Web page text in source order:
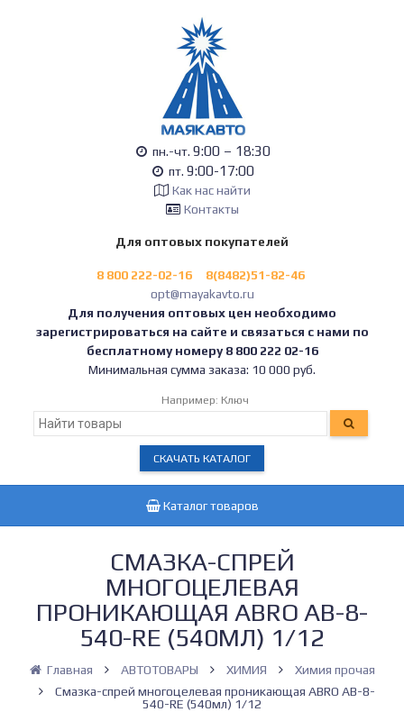
пн.-чт. 9:00 – 18:30
пт. 9:00-17:00
Как нас найти
Контакты
Для оптовых покупателей
8 800 222-02-16
8(8482)51-82-46
opt@mayakavto.ru
Для получения оптовых цен необходимо
зарегистрироваться на сайте и связаться с нами по
бесплатному номеру 8 800 222 02-16
Минимальная сумма заказа: 10 000 руб.
Например: Ключ
СКАЧАТЬ КАТАЛОГ
Каталог товаров
СМАЗКА-СПРЕЙ
МНОГОЦЕЛЕВАЯ
ПРОНИКАЮЩАЯ ABRO AB-8-
540-RE (540МЛ) 1/12
Главная АВТОТОВАРЫ ХИМИЯ
Химия прочая
Смазка-спрей многоцелевая проникающая ABRO AB-8-
540-RE (540мл) 1/12